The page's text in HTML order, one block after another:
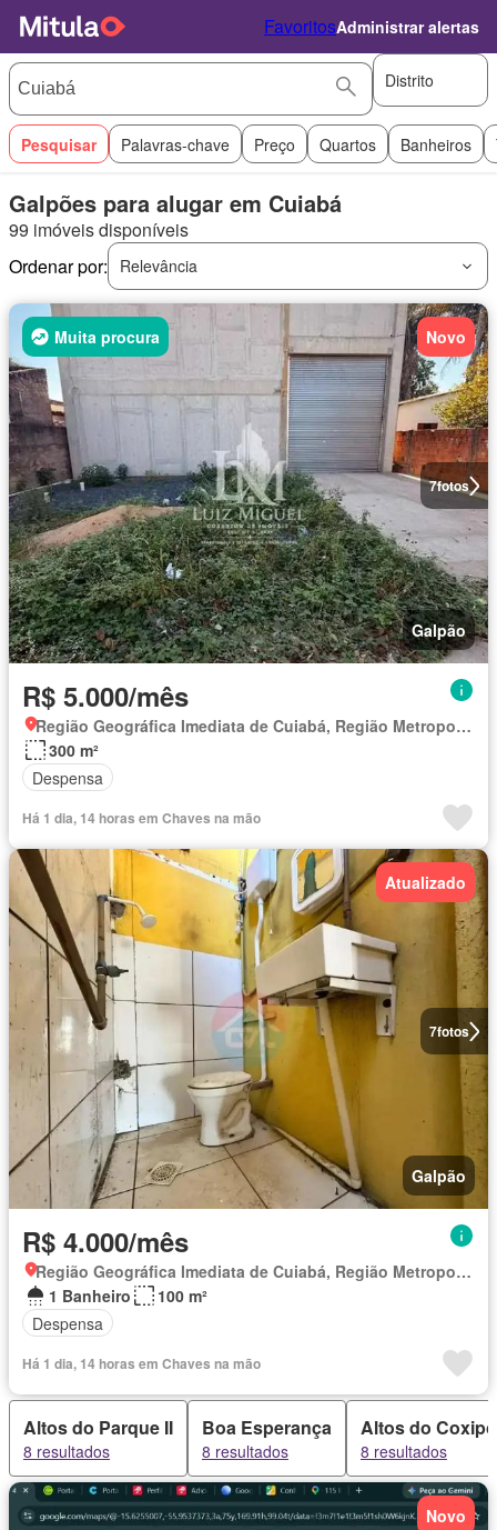
FavoritosAdministrar alertas
Distrito
Pesquisar Palavras-chave Preço Quartos Banheiros
Galpões para alugar em Cuiabá
99 imóveis disponíveis
Ordenar por:
Relevância
7fotos
Muita procura Novo
Galpão
R$ 5.000/mês
Região Geográfica Imediata de Cuiabá, Região Metropolitana do Vale do Rio Cuiabá
300 m²
Despensa
Há 1 dia, 14 horas em Chaves na mão
7fotos
Atualizado
Galpão
R$ 4.000/mês
Região Geográfica Imediata de Cuiabá, Região Metropolitana do Vale do Rio Cuiabá
1 Banheiro
100 m²
Despensa
Há 1 dia, 14 horas em Chaves na mão
Altos do Parque II
8 resultados
Boa Esperança
8 resultados
Altos do Coxipó
8 resultados
Novo